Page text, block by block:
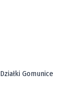
Działki Gomunice